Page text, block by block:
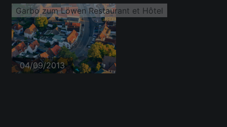
Garbo zum Löwen Restaurant et Hôtel
04/09/2013